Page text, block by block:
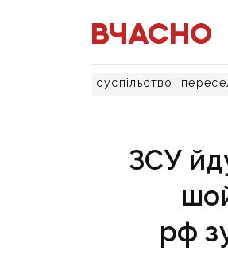
суспільство
ЗСУ
рф